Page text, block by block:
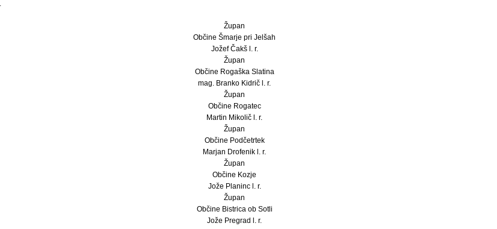
Župan
Občine Šmarje pri Jelšah
Jožef Čakš l. r.
Župan
Občine Rogaška Slatina
mag. Branko Kidrič l. r.
Župan
Občine Rogatec
Martin Mikolič l. r.
Župan
Občine Podčetrtek
Marjan Drofenik l. r.
Župan
Občine Kozje
Jože Planinc l. r.
Župan
Občine Bistrica ob Sotli
Jože Pregrad l. r.